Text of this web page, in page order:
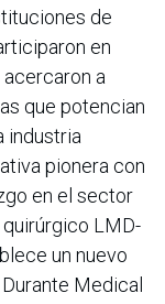
de
en
a
que potencian
industria
pionera con
en el sector
LMD-
un nuevo
Medical